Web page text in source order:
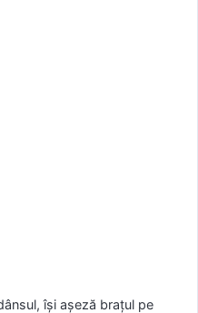
își așeză brațul pe